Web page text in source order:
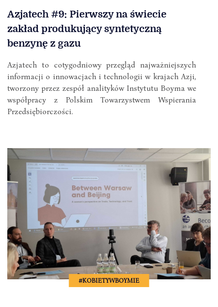
Azjatech #9: Pierwszy na świecie
zakład produkujący syntetyczną
benzynę z gazu
Azjatech to cotygodniowy przegląd najważniejszych
informacji o innowacjach i technologii w krajach Azji,
tworzony przez zespół analityków Instytutu Boyma we
współpracy z Polskim Towarzystwem Wspierania
Przedsiębiorczości.
#KOBIETYWBOYMIE